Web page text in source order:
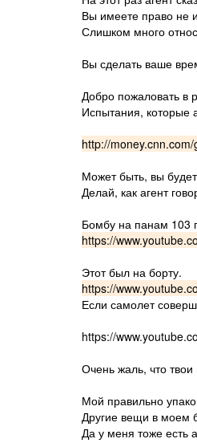
Вы имеете право не
Слишком много
Вы сделать ваше
Добро пожаловать в
Испытания, которые
http://
Может быть, вы
Делай, как агент
Бомбу на панам 103
https://
Этот был на борту.
https://
Если самолет
https://
Очень жаль, что
Мой правильно
Другие вещи в моем
Да у меня тоже есть